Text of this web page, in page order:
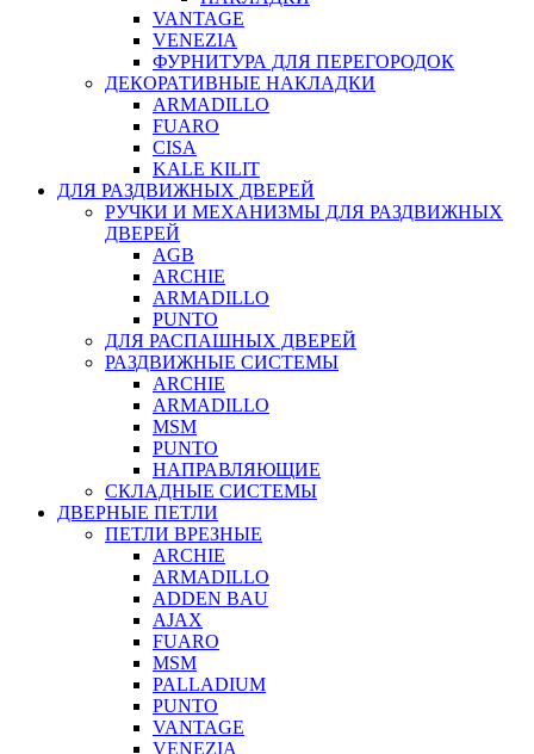
VANTAGE
VENEZIA
ФУРНИТУРА ДЛЯ ПЕРЕГОРОДОК
ДЕКОРАТИВНЫЕ НАКЛАДКИ
ARMADILLO
FUARO
CISA
KALE KILIT
ДЛЯ РАЗДВИЖНЫХ ДВЕРЕЙ
РУЧКИ И МЕХАНИЗМЫ ДЛЯ РАЗДВИЖНЫХ
ДВЕРЕЙ
AGB
ARCHIE
ARMADILLO
PUNTO
ДЛЯ РАСПАШНЫХ ДВЕРЕЙ
РАЗДВИЖНЫЕ СИСТЕМЫ
ARCHIE
ARMADILLO
MSM
PUNTO
НАПРАВЛЯЮЩИЕ
СКЛАДНЫЕ СИСТЕМЫ
ДВЕРНЫЕ ПЕТЛИ
ПЕТЛИ ВРЕЗНЫЕ
ARCHIE
ARMADILLO
ADDEN BAU
AJAX
FUARO
MSM
PALLADIUM
PUNTO
VANTAGE
VENEZIA